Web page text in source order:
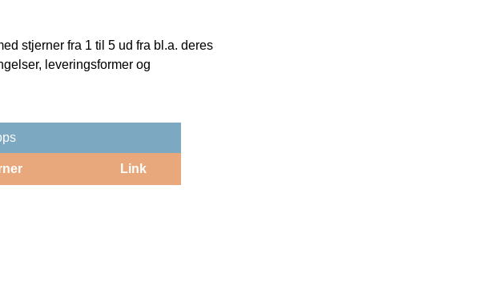
stjerner fra 1 til 5 ud fra bl.a. deres
leveringsformer og
Link